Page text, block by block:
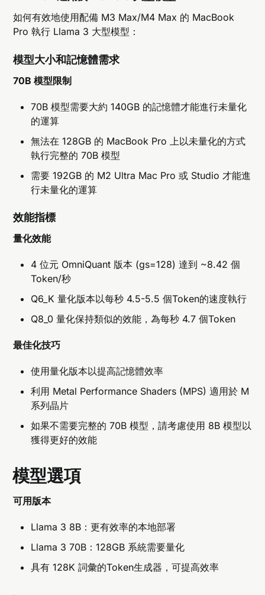
如何有效地使用配備 M3 Max/M4 Max 的 MacBook
Pro 執行 Llama 3 大型模型：
模型大小和記憶體需求
70B 模型限制
70B 模型需要大約 140GB 的記憶體才能進行未量化
的運算
無法在 128GB 的 MacBook Pro 上以未量化的方式
執行完整的 70B 模型
需要 192GB 的 M2 Ultra Mac Pro 或 Studio 才能進
行未量化的運算
效能指標
量化效能
4 位元 OmniQuant 版本 (gs=128) 達到 ~8.42 個
Token/秒
Q6_K 量化版本以每秒 4.5-5.5 個Token的速度執行
Q8_0 量化保持類似的效能，為每秒 4.7 個Token
最佳化技巧
使用量化版本以提高記憶體效率
利用 Metal Performance Shaders (MPS) 適用於 M
系列晶片
如果不需要完整的 70B 模型，請考慮使用 8B 模型以
獲得更好的效能
模型選項
可用版本
Llama 3 8B：更有效率的本地部署
Llama 3 70B：128GB 系統需要量化
具有 128K 詞彙的Token生成器，可提高效率